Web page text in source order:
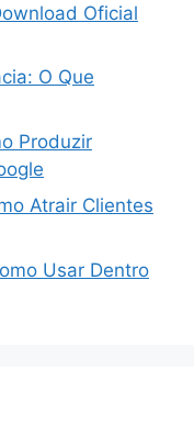
Oficial
O Que
Produzir
Atrair Clientes
Usar Dentro